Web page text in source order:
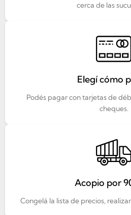
cerca de las
Elegí cómo
Podés pagar con tarjetas de
cheques.
Acopio por
Congelá la lista de precios,